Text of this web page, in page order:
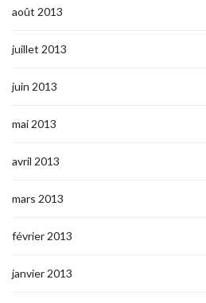
août 2013
juillet 2013
juin 2013
mai 2013
avril 2013
mars 2013
février 2013
janvier 2013